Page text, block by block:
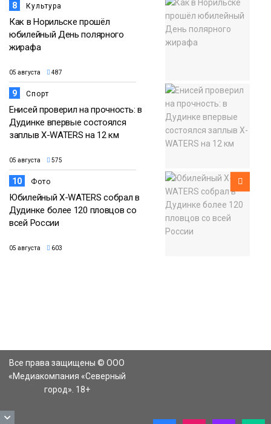
8 Культура
Как в Норильске прошёл
юбилейный День полярного
жирафа
05 августа 487
9 Спорт
Енисей проверил на прочность: в
Дудинке впервые состоялся
заплыв X-WATERS на 12 км
05 августа 575
10 Фото
Юбилейный X-WATERS собрал в
Дудинке более 120 пловцов со
всей России
05 августа 603
Все права защищены © ООО
«Медиакомпания «Северный
город». 18+